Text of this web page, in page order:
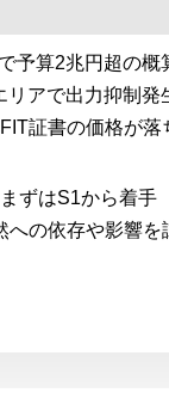
予算2兆円超の概
アで出力抑制発
証書の価格が落
ずはS1から着手
の依存や影響を